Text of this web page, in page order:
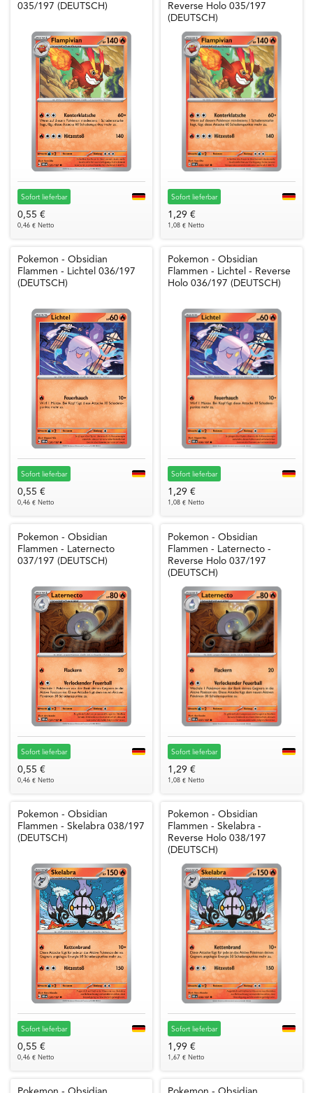
035/197 (DEUTSCH)
Sofort lieferbar
0,55 €
0,46 € Netto
Reverse Holo 035/197
(DEUTSCH)
Sofort lieferbar
1,29 €
1,08 € Netto
Pokemon - Obsidian
Flammen - Lichtel 036/197
(DEUTSCH)
Sofort lieferbar
0,55 €
0,46 € Netto
Pokemon - Obsidian
Flammen - Lichtel - Reverse
Holo 036/197 (DEUTSCH)
Sofort lieferbar
1,29 €
1,08 € Netto
Pokemon - Obsidian
Flammen - Laternecto
037/197 (DEUTSCH)
Sofort lieferbar
0,55 €
0,46 € Netto
Pokemon - Obsidian
Flammen - Laternecto -
Reverse Holo 037/197
(DEUTSCH)
Sofort lieferbar
1,29 €
1,08 € Netto
Pokemon - Obsidian
Flammen - Skelabra 038/197
(DEUTSCH)
Sofort lieferbar
0,55 €
0,46 € Netto
Pokemon - Obsidian
Flammen - Skelabra -
Reverse Holo 038/197
(DEUTSCH)
Sofort lieferbar
1,99 €
1,67 € Netto